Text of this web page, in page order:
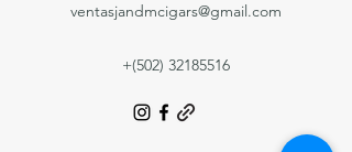
ventasjandmcigars@gmail.com
+(502) 32185516